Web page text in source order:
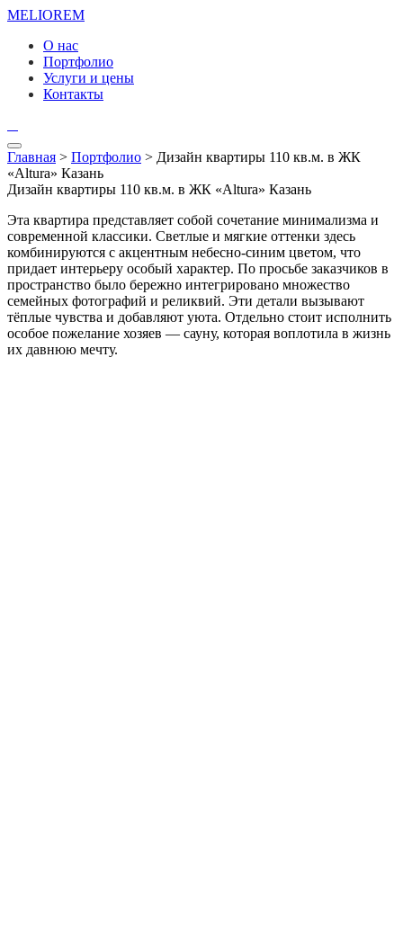
MELIOREM
О нас
Портфолио
Услуги и цены
Контакты
Главная > Портфолио > Дизайн квартиры 110 кв.м. в ЖК
«Altura» Казань
Дизайн квартиры 110 кв.м. в ЖК «Altura» Казань
Эта квартира представляет собой сочетание минимализма и
современной классики. Светлые и мягкие оттенки здесь
комбинируются с акцентным небесно-синим цветом, что
придает интерьеру особый характер. По просьбе заказчиков в
пространство было бережно интегрировано множество
семейных фотографий и реликвий. Эти детали вызывают
тёплые чувства и добавляют уюта. Отдельно стоит исполнить
особое пожелание хозяев — сауну, которая воплотила в жизнь
их давнюю мечту.